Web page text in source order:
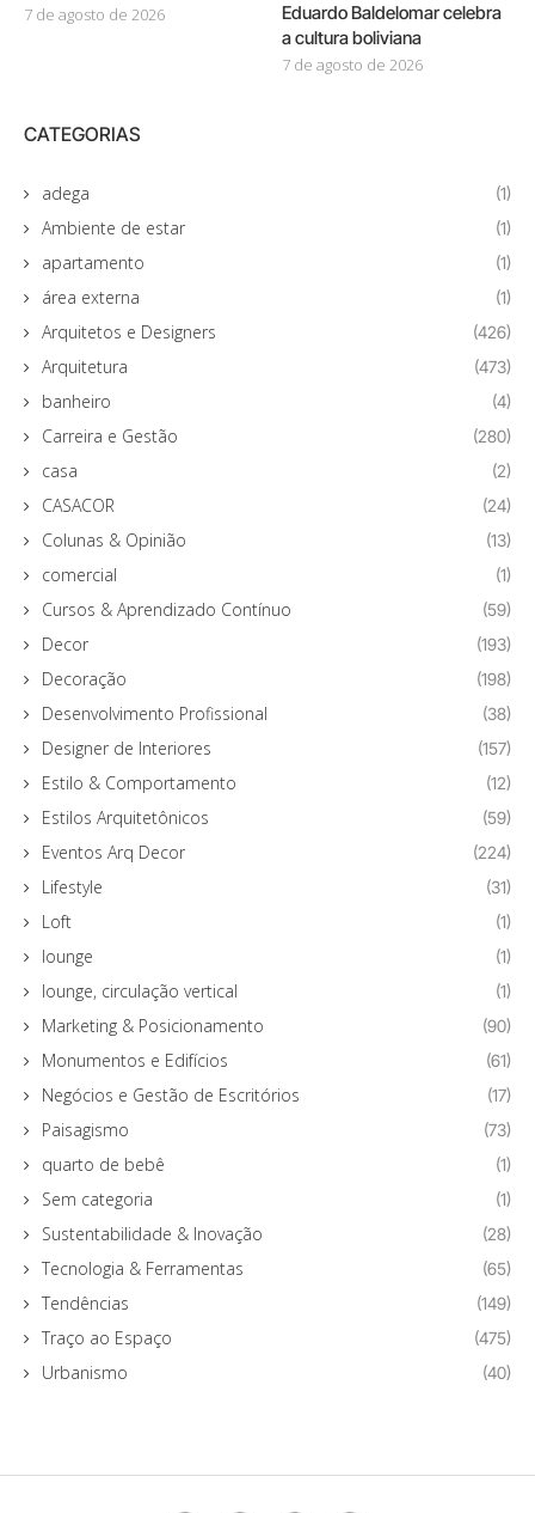
7 de agosto de 2026
Eduardo Baldelomar celebra
a cultura boliviana
7 de agosto de 2026
CATEGORIAS
adega (1)
Ambiente de estar (1)
apartamento (1)
área externa (1)
Arquitetos e Designers (426)
Arquitetura (473)
banheiro (4)
Carreira e Gestão (280)
casa (2)
CASACOR (24)
Colunas & Opinião (13)
comercial (1)
Cursos & Aprendizado Contínuo (59)
Decor (193)
Decoração (198)
Desenvolvimento Profissional (38)
Designer de Interiores (157)
Estilo & Comportamento (12)
Estilos Arquitetônicos (59)
Eventos Arq Decor (224)
Lifestyle (31)
Loft (1)
lounge (1)
lounge, circulação vertical (1)
Marketing & Posicionamento (90)
Monumentos e Edifícios (61)
Negócios e Gestão de Escritórios (17)
Paisagismo (73)
quarto de bebê (1)
Sem categoria (1)
Sustentabilidade & Inovação (28)
Tecnologia & Ferramentas (65)
Tendências (149)
Traço ao Espaço (475)
Urbanismo (40)